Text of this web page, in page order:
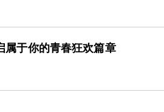
于你的青春狂欢篇章